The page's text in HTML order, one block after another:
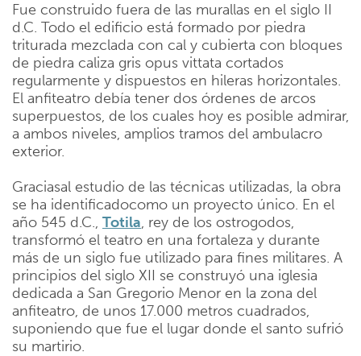
Fue construido fuera de las murallas en el siglo II
d.C. Todo el edificio está formado por piedra
triturada mezclada con cal y cubierta con bloques
de piedra caliza gris opus vittata cortados
regularmente y dispuestos en hileras horizontales.
El anfiteatro debía tener dos órdenes de arcos
superpuestos, de los cuales hoy es posible admirar,
a ambos niveles, amplios tramos del ambulacro
exterior.
Graciasal estudio de las técnicas utilizadas, la obra
se ha identificadocomo un proyecto único. En el
año 545 d.C., Totila, rey de los ostrogodos,
transformó el teatro en una fortaleza y durante
más de un siglo fue utilizado para fines militares. A
principios del siglo XII se construyó una iglesia
dedicada a San Gregorio Menor en la zona del
anfiteatro, de unos 17.000 metros cuadrados,
suponiendo que fue el lugar donde el santo sufrió
su martirio.